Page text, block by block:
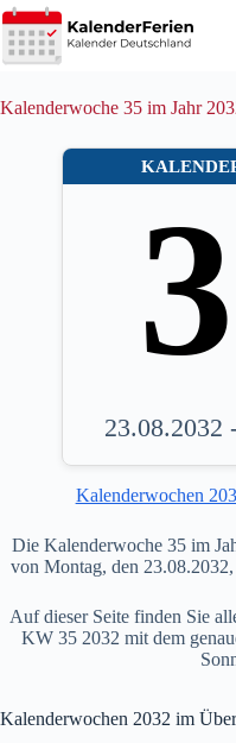
Zum
Inhalt
springen
Kalenderwoche 35 im Jahr
23.08.2032
Kalenderwochen
Die Kalenderwoche 35 im
von Montag, den
Auf dieser Seite finden Sie
KW 35 2032 mit dem
Kalenderwochen 2032 im